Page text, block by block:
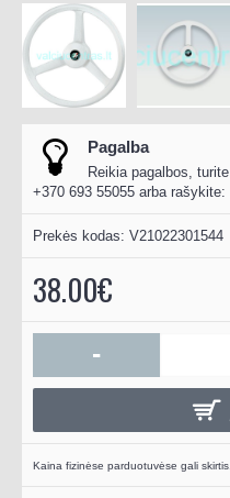
Pagalba
Reikia pagalbos,
+370 693 55055 arba rašykite:
Prekės kodas: V21022301544
38.00€
-
Kaina fizinėse parduotuvėse gali skirtis.